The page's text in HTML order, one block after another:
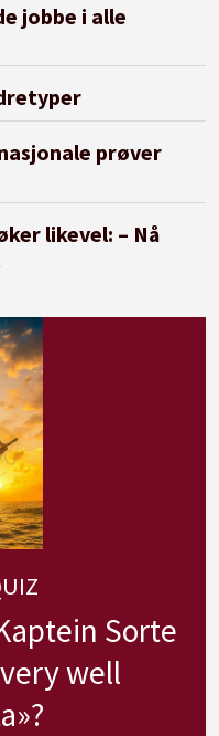
jobbe i alle
prøver
likevel: – Nå
Sorte
well